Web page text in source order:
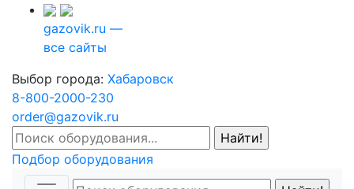
gazovik.ru —
все сайты
Выбор города: Хабаровск
8-800-2000-230
order@gazovik.ru
Подбор оборудования